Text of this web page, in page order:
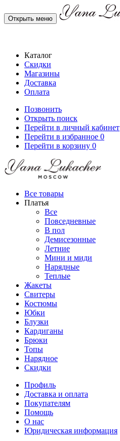
Открыть меню
Каталог
Скидки
Магазины
Доставка
Оплата
Позвонить
Открыть поиск
Перейти в личный кабинет
Перейти в избранное 0
Перейти в корзину 0
Все товары
Платья
Все
Повседневные
В пол
Демисезонные
Летние
Мини и миди
Нарядные
Теплые
Жакеты
Свитеры
Костюмы
Юбки
Блузки
Кардиганы
Брюки
Топы
Нарядное
Скидки
Профиль
Доставка и оплата
Покупателям
Помощь
О нас
Юридическая информация